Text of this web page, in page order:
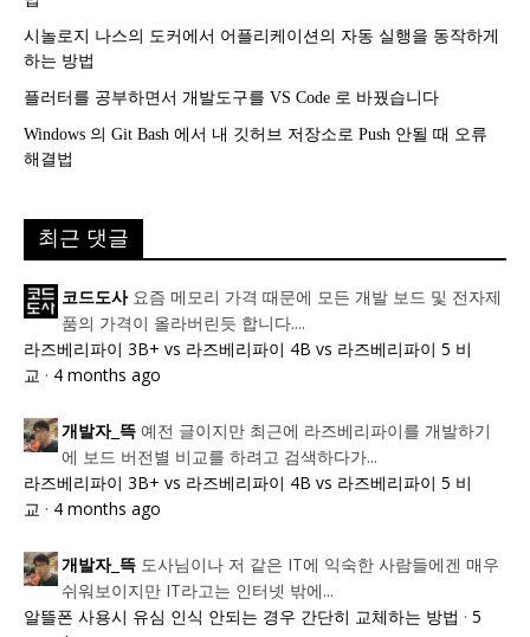
시놀로지 나스의 도커에서 어플리케이션의 자동 실행을 동작하게
하는 방법
플러터를 공부하면서 개발도구를 VS Code 로 바꿨습니다
Windows 의 Git Bash 에서 내 깃허브 저장소로 Push 안될 때 오류
해결법
최근 댓글
코드도사 요즘 메모리 가격 때문에 모든 개발 보드 및 전자제
품의 가격이 올라버린듯 합니다....
라즈베리파이 3B+ vs 라즈베리파이 4B vs 라즈베리파이 5 비
교 · 4 months ago
개발자_뜩 예전 글이지만 최근에 라즈베리파이를 개발하기
에 보드 버전별 비교를 하려고 검색하다가...
라즈베리파이 3B+ vs 라즈베리파이 4B vs 라즈베리파이 5 비
교 · 4 months ago
개발자_뜩 도사님이나 저 같은 IT에 익숙한 사람들에겐 매우
쉬워보이지만 IT라고는 인터넷 밖에...
알뜰폰 사용시 유심 인식 안되는 경우 간단히 교체하는 방법 · 5